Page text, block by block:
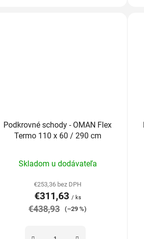
Podkrovné schody - OMAN Flex
Termo 110 x 60 / 290 cm
hodnotenie
produktu
je
5,0
Skladom u dodávateľa
€253,36 bez DPH
€311,63 / ks
€438,93 (–29 %)